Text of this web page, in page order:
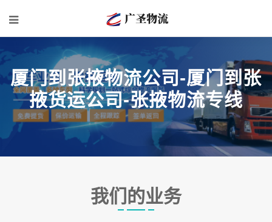
厦门到张掖物流公司-厦门到张
掖货运公司-张掖物流专线
我们的业务